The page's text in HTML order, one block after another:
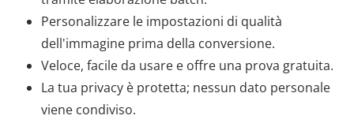
Personalizzare le impostazioni di qualità
dell'immagine prima della conversione.
Veloce, facile da usare e offre una prova gratuita.
La tua privacy è protetta; nessun dato personale
viene condiviso.